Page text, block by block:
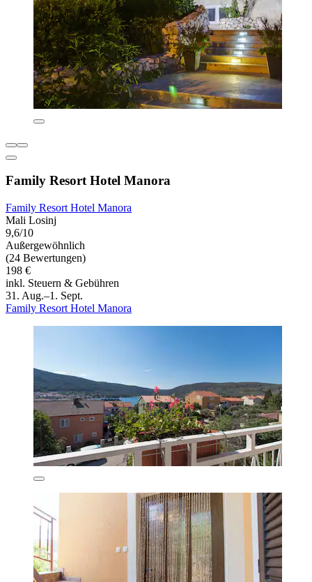
Family Resort Hotel Manora
Family Resort Hotel Manora
Mali Losinj
9,6/10
Außergewöhnlich
(24 Bewertungen)
198 €
inkl. Steuern & Gebühren
31. Aug.–1. Sept.
Family Resort Hotel Manora